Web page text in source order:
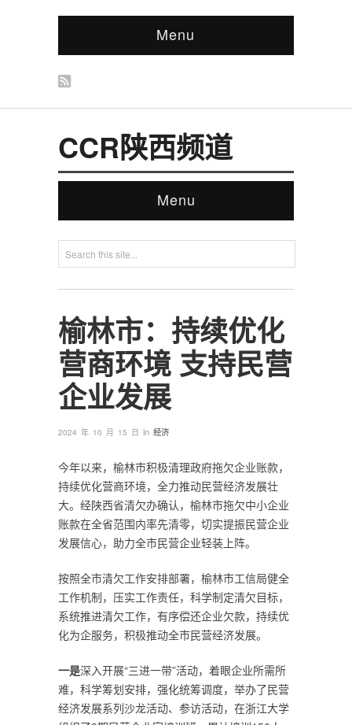
Menu
CCR陕西频道
Menu
榆林市：持续优化
营商环境 支持民营
企业发展
2024 年 10 月 15 日 in 经济
今年以来，榆林市积极清理政府拖欠企业账款，
持续优化营商环境，全力推动民营经济发展壮
大。经陕西省清欠办确认，榆林市拖欠中小企业
账款在全省范围内率先清零，切实提振民营企业
发展信心，助力全市民营企业轻装上阵。
按照全市清欠工作安排部署，榆林市工信局健全
工作机制，压实工作责任，科学制定清欠目标，
系统推进清欠工作，有序偿还企业欠款，持续优
化为企服务，积极推动全市民营经济发展。
一是深入开展“三进一带”活动，着眼企业所需所
难，科学筹划安排，强化统筹调度，举办了民营
经济发展系列沙龙活动、参访活动，在浙江大学